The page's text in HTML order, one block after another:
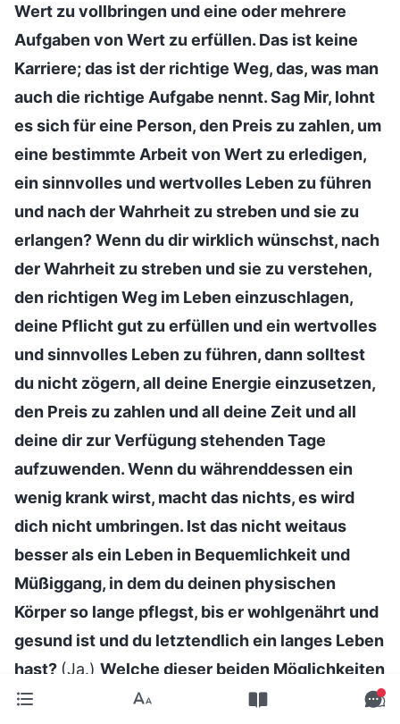
Wert zu vollbringen und eine oder mehrere
Aufgaben von Wert zu erfüllen. Das ist keine
Karriere; das ist der richtige Weg, das, was man
auch die richtige Aufgabe nennt. Sag Mir, lohnt
es sich für eine Person, den Preis zu zahlen, um
eine bestimmte Arbeit von Wert zu erledigen,
ein sinnvolles und wertvolles Leben zu führen
und nach der Wahrheit zu streben und sie zu
erlangen? Wenn du dir wirklich wünschst, nach
der Wahrheit zu streben und sie zu verstehen,
den richtigen Weg im Leben einzuschlagen,
deine Pflicht gut zu erfüllen und ein wertvolles
und sinnvolles Leben zu führen, dann solltest
du nicht zögern, all deine Energie einzusetzen,
den Preis zu zahlen und all deine Zeit und all
deine dir zur Verfügung stehenden Tage
aufzuwenden. Wenn du währenddessen ein
wenig krank wirst, macht das nichts, es wird
dich nicht umbringen. Ist das nicht weitaus
besser als ein Leben in Bequemlichkeit und
Müßiggang, in dem du deinen physischen
Körper so lange pflegst, bis er wohlgenährt und
gesund ist und du letztendlich ein langes Leben
hast? (Ja.) Welche dieser beiden Möglichkeiten
führt eher zu einem wertvollen Leben? Welche